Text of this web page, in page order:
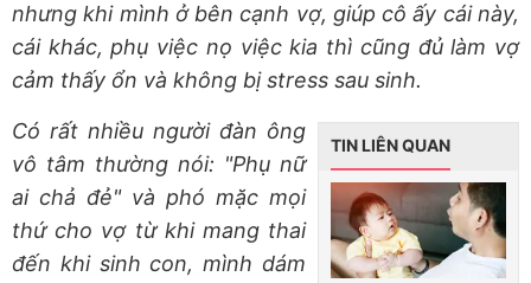
nhưng khi mình ở bên cạnh vợ, giúp cô ấy cái này,
cái khác, phụ việc nọ việc kia thì cũng đủ làm vợ
cảm thấy ổn và không bị stress sau sinh.
TIN LIÊN QUAN
Có rất nhiều người đàn ông
vô tâm thường nói: "Phụ nữ
ai chả đẻ" và phó mặc mọi
thứ cho vợ từ khi mang thai
đến khi sinh con, mình dám